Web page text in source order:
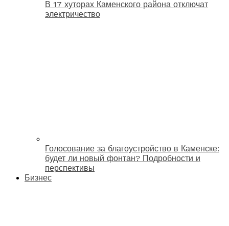
В 17 хуторах Каменского района отключат
электричество
Голосование за благоустройство в Каменске:
будет ли новый фонтан? Подробности и
перспективы
Бизнес